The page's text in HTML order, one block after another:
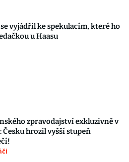
vyjádřil ke spekulacím, které ho
u Haasu
zpravodajství exkluzivně v
Česku hrozil vyšší stupeň